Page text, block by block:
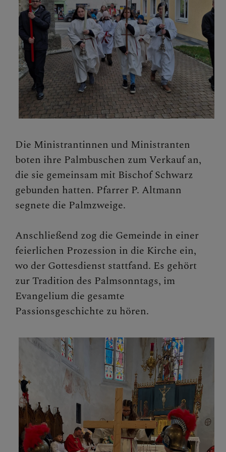
ANDREASKIRCHE
KARDINAL FRANZ
KÖNIG
KONTAKT
Die Ministrantinnen und Ministranten
boten ihre Palmbuschen zum Verkauf an,
die sie gemeinsam mit Bischof Schwarz
gebunden hatten. Pfarrer P. Altmann
segnete die Palmzweige.
Anschließend zog die Gemeinde in einer
feierlichen Prozession in die Kirche ein,
wo der Gottesdienst stattfand. Es gehört
zur Tradition des Palmsonntags, im
Evangelium die gesamte
Passionsgeschichte zu hören.